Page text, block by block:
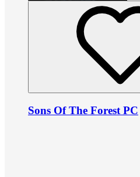
Sons Of The Forest PC